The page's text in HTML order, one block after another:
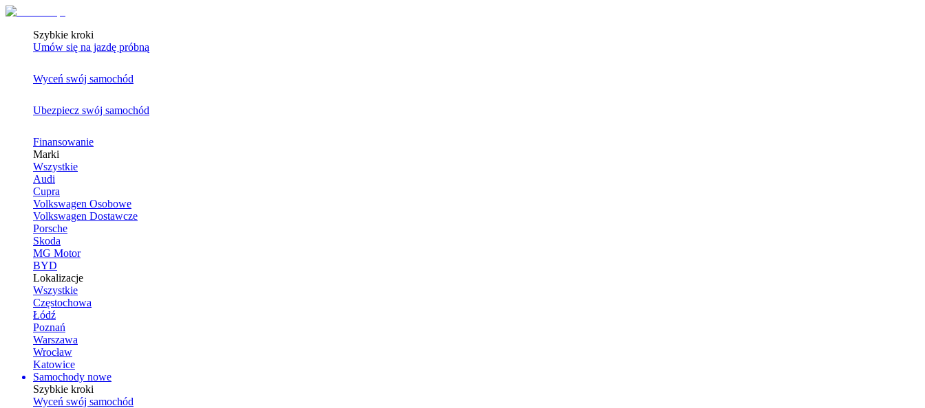
Szybkie kroki
Umów się na jazdę próbną
Wyceń swój samochód
Ubezpiecz swój samochód
Finansowanie
Marki
Wszystkie
Audi
Cupra
Volkswagen Osobowe
Volkswagen Dostawcze
Porsche
Skoda
MG Motor
BYD
Lokalizacje
Wszystkie
Częstochowa
Łódź
Poznań
Warszawa
Wrocław
Katowice
Samochody nowe
Szybkie kroki
Wyceń swój samochód